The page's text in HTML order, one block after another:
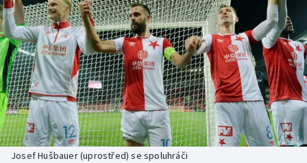
Cyklistika
DALŠÍ SPORTY
Americký fotbal
Baseball a softbal
Basketbal
NEPŘEHLÉDNĚTE
Soutěže
Historické návraty
Josef Hušbauer (uprostřed) se spoluhráči